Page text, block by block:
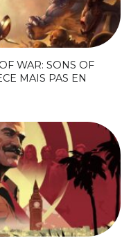
WAR: SONS OF
MAIS PAS EN